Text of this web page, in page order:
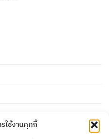
ใช้งานคุกกี้